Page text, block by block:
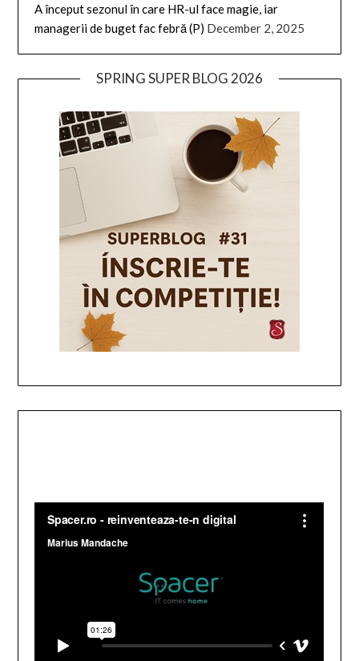
A început sezonul în care HR-ul face magie, iar
managerii de buget fac febră (P) December 2, 2025
SPRING SUPER BLOG 2026